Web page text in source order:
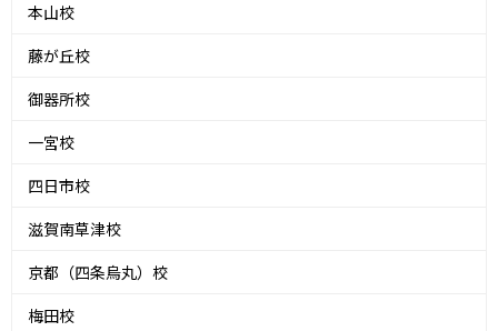
本山校
藤が丘校
御器所校
一宮校
四日市校
滋賀南草津校
京都（四条烏丸）校
梅田校